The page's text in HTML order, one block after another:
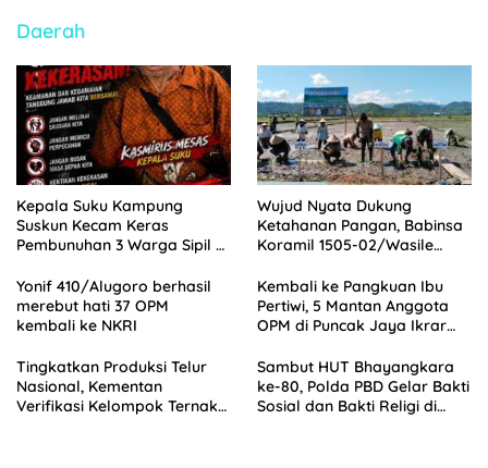
Daerah
Kepala Suku Kampung
Suskun Kecam Keras
Pembunuhan 3 Warga Sipil di
Wujud Nyata Dukung
Ketahanan Pangan, Babinsa
Koramil 1505-02/Wasile
Yonif 410/Alugoro berhasil
merebut hati 37 OPM
kembali ke NKRI
Kembali ke Pangkuan Ibu
Pertiwi, 5 Mantan Anggota
OPM di Puncak Jaya Ikrar
Tingkatkan Produksi Telur
Nasional, Kementan
Verifikasi Kelompok Ternak
Sambut HUT Bhayangkara
ke-80, Polda PBD Gelar Bakti
Sosial dan Bakti Religi di